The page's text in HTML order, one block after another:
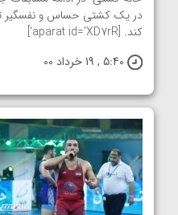
در یک کشتی حساس و نفسگیر
کند. [aparat id='XD7rR']
5:40 , 19 خرداد 00